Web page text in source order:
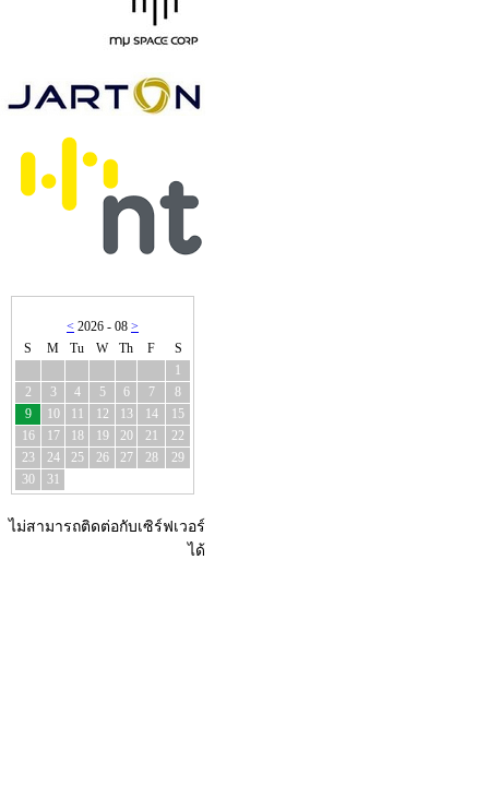
< 2026 - 08 >
S
M Tu W Th F
S
1
2
3 4 5 6 7
8
9
10 11 12 13 14
15
16
17 18 19 20 21
22
23
24 25 26 27 28
29
30
31
ไม่สามารถติดต่อกับเซิร์ฟเวอร์
ได้